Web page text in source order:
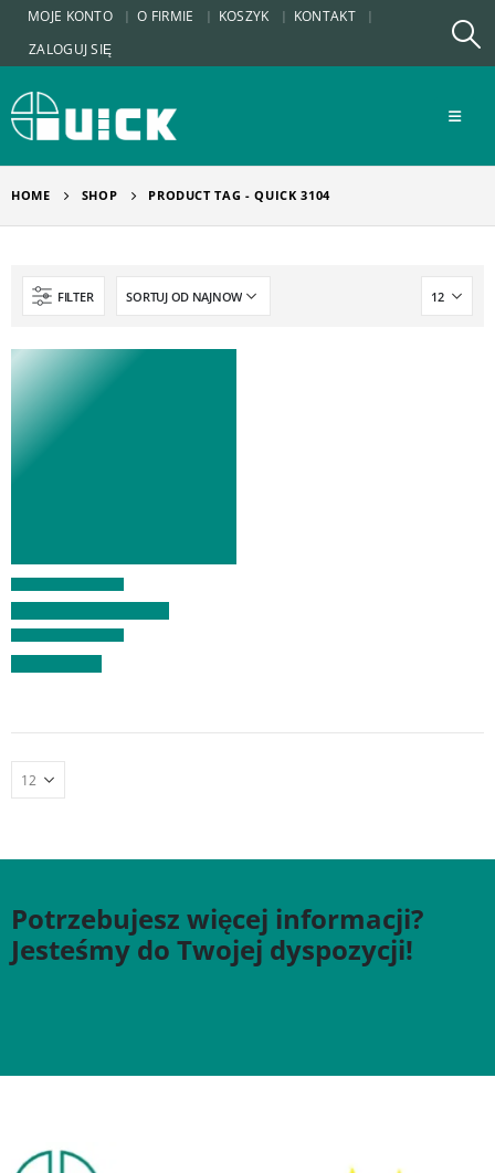
MOJE KONTO O FIRMIE KOSZYK
KONTAKT
ZALOGUJ SIĘ
HOME SHOP PRODUCT TAG -QUICK 3104
FILTER
Potrzebujesz więcej informacji?
Jesteśmy do Twojej dyspozycji!